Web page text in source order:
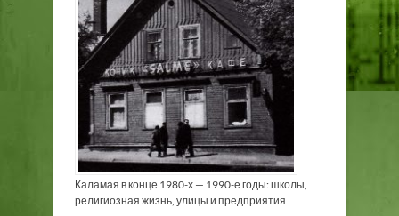
Каламая в конце 1980-х — 1990-е годы: школы,
религиозная жизнь, улицы и предприятия